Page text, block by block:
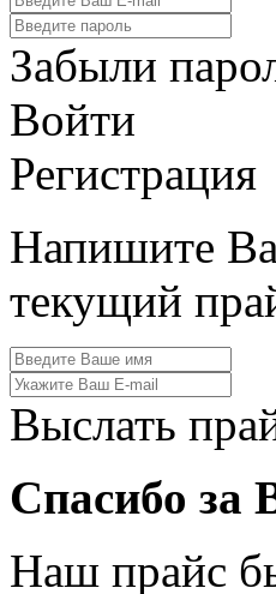
Забыли
Войти
Регистрация
Напишите
текущий
Выслать
Спасибо за
Наш прайс